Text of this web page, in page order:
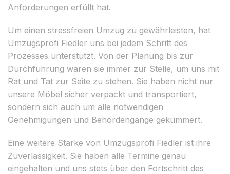
Anforderungen erfüllt hat.
Um einen stressfreien Umzug zu gewährleisten, hat
Umzugsprofi Fiedler uns bei jedem Schritt des
Prozesses unterstützt. Von der Planung bis zur
Durchführung waren sie immer zur Stelle, um uns mit
Rat und Tat zur Seite zu stehen. Sie haben nicht nur
unsere Möbel sicher verpackt und transportiert,
sondern sich auch um alle notwendigen
Genehmigungen und Behördengänge gekümmert.
Eine weitere Stärke von Umzugsprofi Fiedler ist ihre
Zuverlässigkeit. Sie haben alle Termine genau
eingehalten und uns stets über den Fortschritt des